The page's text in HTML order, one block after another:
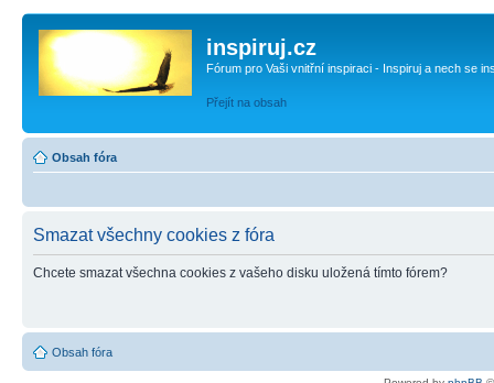
inspiruj.cz
Fórum pro Vaši vnitřní inspiraci - Inspiruj a nech se
Přejít na obsah
Obsah fóra
Smazat všechny cookies z fóra
Chcete smazat všechna cookies z vašeho disku uložená tímto fórem?
Obsah fóra